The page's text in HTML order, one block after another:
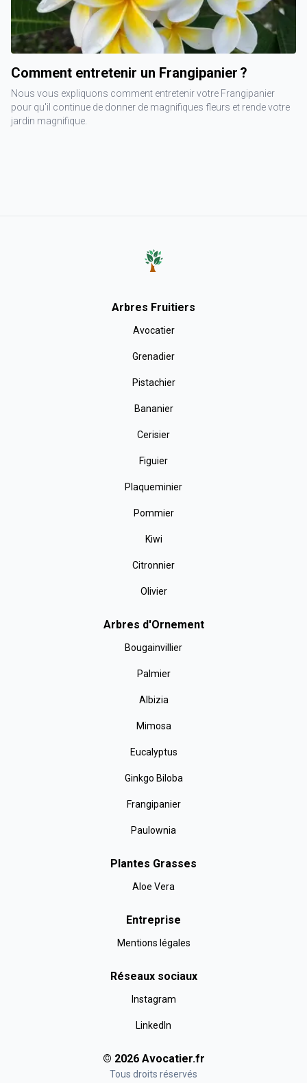
Comment entretenir un Frangipanier ?
Nous vous expliquons comment entretenir votre Frangipanier
pour qu'il continue de donner de magnifiques fleurs et rende votre
jardin magnifique.
Arbres Fruitiers
Avocatier
Grenadier
Pistachier
Bananier
Cerisier
Figuier
Plaqueminier
Pommier
Kiwi
Citronnier
Olivier
Arbres d'Ornement
Bougainvillier
Palmier
Albizia
Mimosa
Eucalyptus
Ginkgo Biloba
Frangipanier
Paulownia
Plantes Grasses
Aloe Vera
Entreprise
Mentions légales
Réseaux sociaux
Instagram
LinkedIn
© 2026 Avocatier.fr
Tous droits réservés